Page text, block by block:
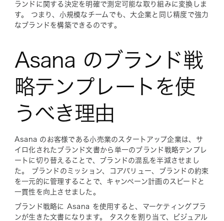
ランドに関する決定を明確で測定可能な取り組みに変換しま
す。 つまり、小規模なチームでも、大企業と同じ精度で強力
なブランドを構築できるのです。
Asana のブランド戦
略テンプレートを使
うべき理由
Asana のお客様である小売業のスタートアップ企業は、サ
イロ化されたブランド文書から単一のブランド戦略テンプレ
ートに切り替えることで、ブランドの混乱を半減させまし
た。 ブランドのミッション、コアバリュー、ブランドの約束
を一元的に管理することで、キャンペーン計画のスピードと
一貫性を向上させました。
ブランド戦略に Asana を使用すると、マーケティングプラ
ンが生きた文書になります。 タスクを割り当て、ビジュアル